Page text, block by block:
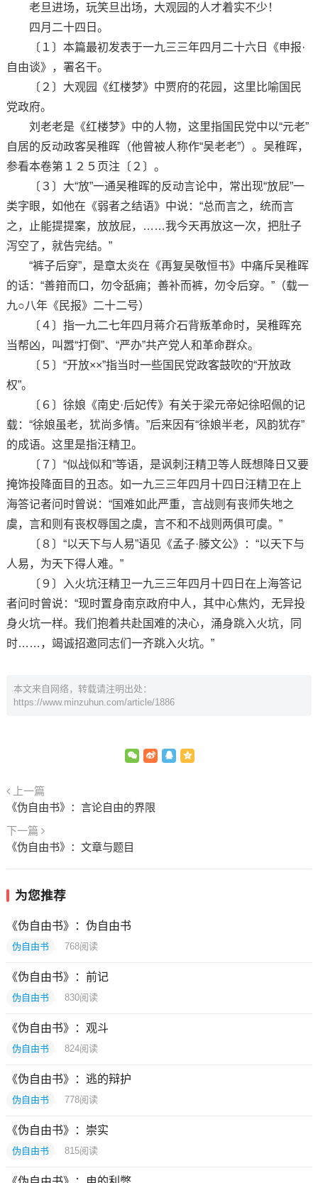
老旦进场，玩笑旦出场，大观园的人才着实不少！
四月二十四日。
〔１〕本篇最初发表于一九三三年四月二十六日《申报·
自由谈》，署名干。
〔２〕大观园《红楼梦》中贾府的花园，这里比喻国民
党政府。
刘老老是《红楼梦》中的人物，这里指国民党中以“元老”
自居的反动政客吴稚晖（他曾被人称作“吴老老”）。吴稚晖，
参看本卷第１２５页注〔２〕。
〔３〕大“放”一通吴稚晖的反动言论中，常出现“放屁”一
类字眼，如他在《弱者之结语》中说：“总而言之，统而言
之，止能提提案，放放屁，……我今天再放这一次，把肚子
泻空了，就告完结。”
“裤子后穿”，是章太炎在《再复吴敬恒书》中痛斥吴稚晖
的话：“善箝而口，勿令舐痈；善补而裤，勿令后穿。”（载一
九○八年《民报》二十二号）
〔４〕指一九二七年四月蒋介石背叛革命时，吴稚晖充
当帮凶，叫嚣“打倒”、“严办”共产党人和革命群众。
〔５〕“开放××”指当时一些国民党政客鼓吹的“开放政
权”。
〔６〕徐娘《南史·后妃传》有关于梁元帝妃徐昭佩的记
载：“徐娘虽老，犹尚多情。”后来因有“徐娘半老，风韵犹存”
的成语。这里是指汪精卫。
〔７〕“似战似和”等语，是讽刺汪精卫等人既想降日又要
掩饰投降面目的丑态。如一九三三年四月十四日汪精卫在上
海答记者问时曾说：“国难如此严重，言战则有丧师失地之
虞，言和则有丧权辱国之虞，言不和不战则两俱可虞。”
〔８〕“以天下与人易”语见《孟子·滕文公》：“以天下与
人易，为天下得人难。”
〔９〕入火坑汪精卫一九三三年四月十四日在上海答记
者问时曾说：“现时置身南京政府中人，其中心焦灼，无异投
身火坑一样。我们抱着共赴国难的决心，涌身跳入火坑，同
时……，竭诚招邀同志们一齐跳入火坑。”
本文来自网络，转载请注明出处：
https://www.minzuhun.com/article/1886
上一篇
《伪自由书》：言论自由的界限
下一篇
《伪自由书》：文章与题目
为您推荐
《伪自由书》：伪自由书
伪自由书 768阅读
《伪自由书》：前记
伪自由书 830阅读
《伪自由书》：观斗
伪自由书 824阅读
《伪自由书》：逃的辩护
伪自由书 778阅读
《伪自由书》：崇实
伪自由书 815阅读